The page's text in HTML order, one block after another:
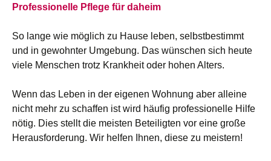
Professionelle Pflege für daheim
So lange wie möglich zu Hause leben, selbstbestimmt
und in gewohnter Umgebung. Das wünschen sich heute
viele Menschen trotz Krankheit oder hohen Alters.
Wenn das Leben in der eigenen Wohnung aber alleine
nicht mehr zu schaffen ist wird häufig professionelle Hilfe
nötig. Dies stellt die meisten Beteiligten vor eine große
Herausforderung. Wir helfen Ihnen, diese zu meistern!